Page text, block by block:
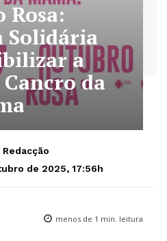
Rosa:
Solidária
a
da
Redacção
de 2025, 17:56h
menos de 1 min. leitura